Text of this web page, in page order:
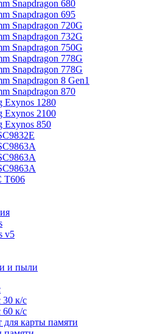
Snapdragon 680
Snapdragon 695
Snapdragon 720G
Snapdragon 732G
Snapdragon 750G
Snapdragon 778G
Snapdragon 778G
Snapdragon 8 Gen1
Snapdragon 870
Exynos 1280
Exynos 2100
Exynos 850
T606
v5
и пыли
к/с
к/с
карты памяти